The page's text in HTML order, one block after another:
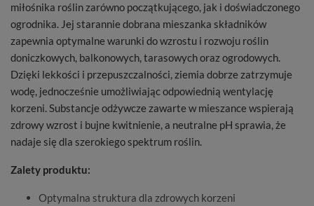
miłośnika roślin zarówno początkującego, jak i doświadczonego
ogrodnika. Jej starannie dobrana mieszanka składników
zapewnia optymalne warunki do wzrostu i rozwoju roślin
doniczkowych, balkonowych, tarasowych oraz ogrodowych.
Dzięki lekkości i przepuszczalności, ziemia dobrze zatrzymuje
wodę, jednocześnie umożliwiając odpowiednią wentylację
korzeni. Substancje odżywcze zawarte w mieszance wspierają
zdrowy wzrost i bujne kwitnienie, a neutralne pH sprawia, że
nadaje się dla szerokiego spektrum roślin.
Zalety produktu:
Optymalna struktura dla zdrowych korzeni